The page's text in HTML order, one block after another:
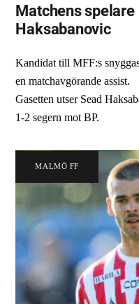
Matchens spelare
Haksabanovic
Kandidat till MFF:s
en matchavgörande assist.
Gasetten utser Sead
1-2 segern mot BP.
MALMÖ FF